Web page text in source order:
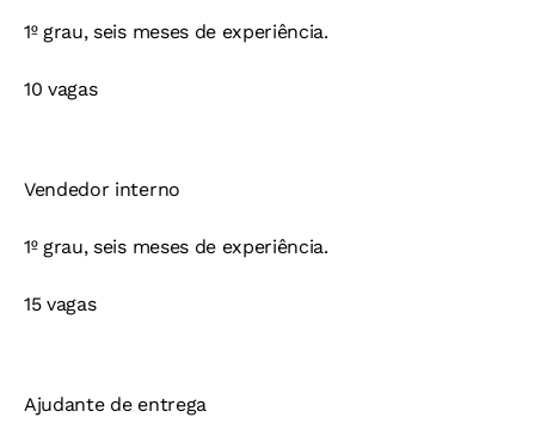
1º grau, seis meses de experiência.
10 vagas
Vendedor interno
1º grau, seis meses de experiência.
15 vagas
Ajudante de entrega